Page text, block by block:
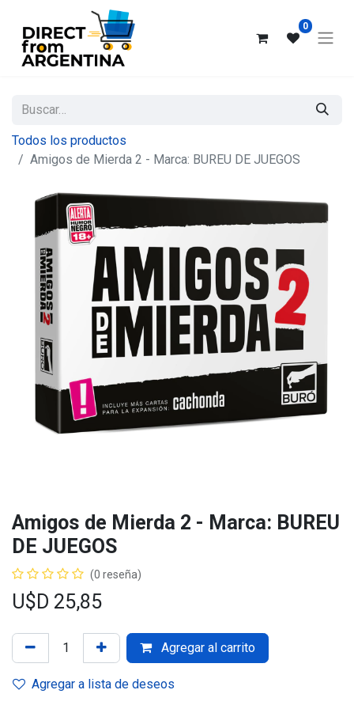
0
Todos los productos
Amigos de Mierda 2 - Marca: BUREU DE JUEGOS
Amigos de Mierda 2 - Marca: BUREU
DE JUEGOS
(0 reseña)
U$D 25,85
Agregar al carrito
Agregar a lista de deseos